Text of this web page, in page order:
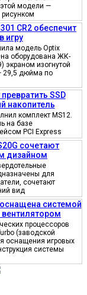
модели —
CR2 обеспечит
игру
модель Optix
оборудована ЖК-
экраном изогнутой
29,5 дюйма по
SSD
накопитель
комплект MS12.
на базе
PCI Express
сочетают
дизайном
для
сочетают
вид
оснащена системой
процессоров
(заводской
оснащения игровых
системы